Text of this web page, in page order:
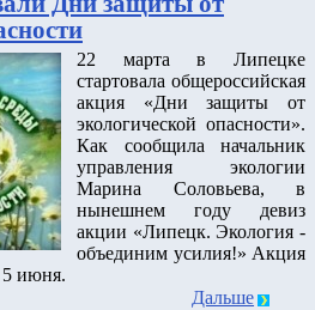
22 марта в Липецке
стартовала общероссийская
акция «Дни защиты от
экологической опасности».
Как сообщила начальник
управления экологии
Марина Соловьева, в
нынешнем году девиз
акции «Липецк. Экология -
объединим усилия!» Акция
5 июня.
Дальше